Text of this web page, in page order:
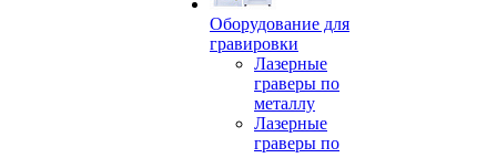
Оборудование для
гравировки
Лазерные
граверы по
металлу
Лазерные
граверы по